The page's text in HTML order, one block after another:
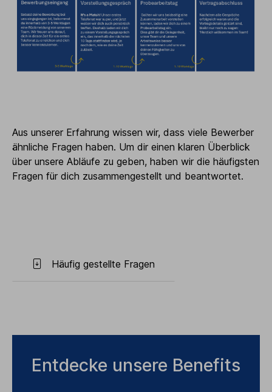
Aus unserer Erfahrung wissen wir, dass viele Bewerber
ähnliche Fragen haben. Um dir einen klaren Überblick
über unsere Abläufe zu geben, haben wir die häufigsten
Fragen für dich zusammengestellt und beantwortet.
Häufig gestellte Fragen
Entdecke unsere Benefits